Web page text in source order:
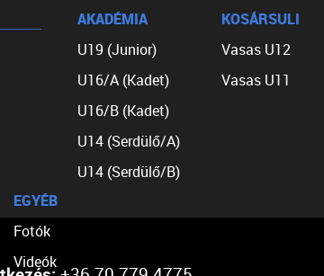
AKADÉMIA
U19 (Junior)
U16/A (Kadet)
U16/B (Kadet)
U14 (Serdülő/A)
U14 (Serdülő/B)
KOSÁRSULI
Vasas U12
Vasas U11
EGYÉB
Fotók
Videók